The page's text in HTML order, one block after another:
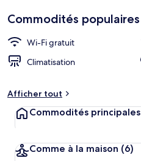
Commodités populaires
Wi-Fi gratuit
Climatisation
Afficher tout
Commodités principales
Comme à la maison (6)